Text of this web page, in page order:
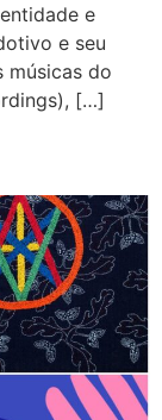
e
e seu
músicas do
[…]